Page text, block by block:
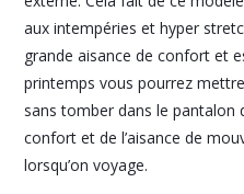
aux intempéries et hyper
grande aisance de confort et
printemps vous pourrez
sans tomber dans le pantalon
confort et de l’aisance de
lorsqu’on voyage.